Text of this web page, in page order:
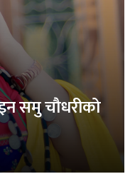
समु चौधरीको